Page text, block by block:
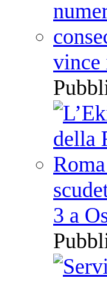
vince
3 a